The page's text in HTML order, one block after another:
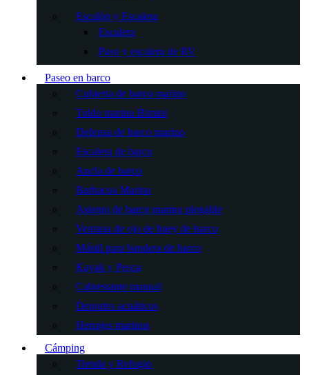
Escalón y Escalera
Escalera
Paso y escalera de RV
Paseo en barco
Cubierta de barco marino
Toldo marino Bimini
Defensa de barco marino
Escalera de barco
Ancla de barco
Barbacoa Marina
Asiento de barco marino plegable
Ventana de ojo de buey de barco
Mástil para bandera de barco
Kayak y Pesca
Cabrestante manual
Deportes acuáticos
Herrajes marinos
Cámping
Tienda y Refugio